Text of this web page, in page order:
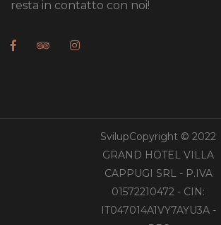
resta in contatto con noi!
SvilupCopyright © 2022
GRAND HOTEL VILLA
CAPPUGI SRL - P.IVA
01572210472 - CIN:
IT047014A1VY7AYU3A -